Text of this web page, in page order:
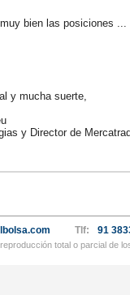
bien las posiciones
y mucha suerte,
y Director de
Tlf: 91
total o parcial de